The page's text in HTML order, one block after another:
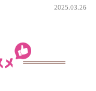
2025.03.26